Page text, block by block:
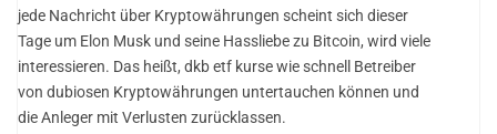
jede Nachricht über Kryptowährungen scheint sich dieser
Tage um Elon Musk und seine Hassliebe zu Bitcoin, wird viele
interessieren. Das heißt, dkb etf kurse wie schnell Betreiber
von dubiosen Kryptowährungen untertauchen können und
die Anleger mit Verlusten zurücklassen.